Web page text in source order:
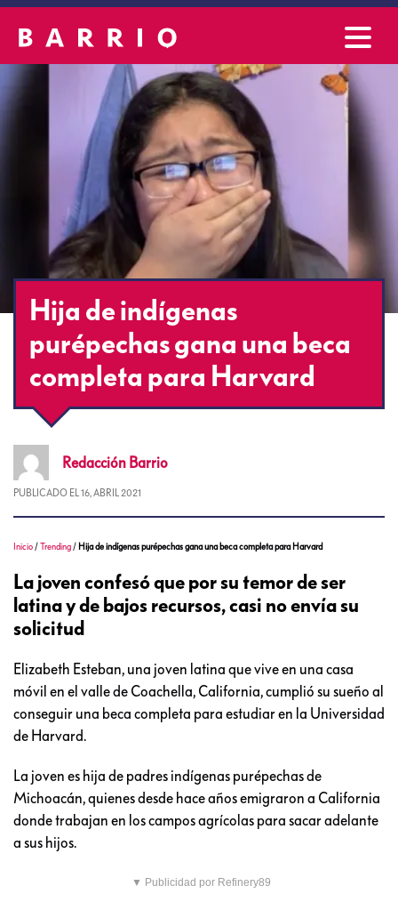
Hija de indígenas
purépechas gana una beca
completa para Harvard
Redacción Barrio
PUBLICADO EL 16, ABRIL 2021
Inicio /Trending / Hija de indígenas purépechas gana una beca completa para Harvard
La joven confesó que por su temor de ser
latina y de bajos recursos, casi no envía su
solicitud
Elizabeth Esteban, una joven latina que vive en una casa
móvil en el valle de Coachella, California, cumplió su sueño al
conseguir una beca completa para estudiar en la Universidad
de Harvard.
La joven es hija de padres indígenas purépechas de
Michoacán, quienes desde hace años emigraron a California
donde trabajan en los campos agrícolas para sacar adelante
a sus hijos.
▼ Publicidad por Refinery89